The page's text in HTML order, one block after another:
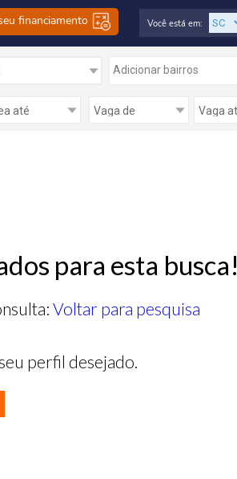
financiamento Você está em:
Adicionar bairros
para esta busca!
Voltar para pesquisa
perfil desejado.